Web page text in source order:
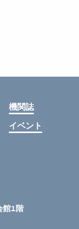
機関誌
イベント
館1階